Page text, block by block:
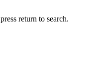
return to search.